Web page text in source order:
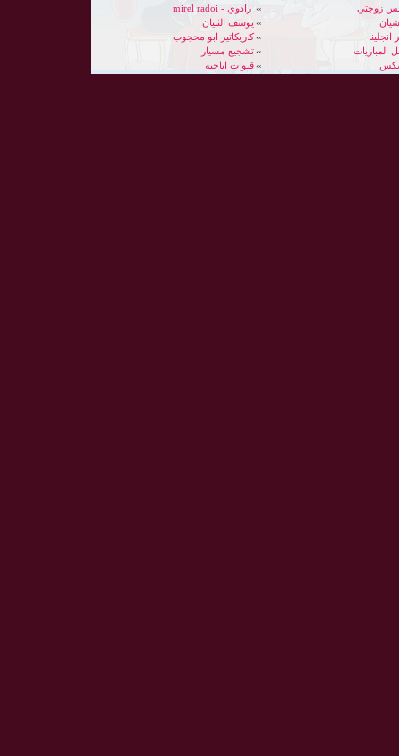
» رادوي - mirel radoi
زوجتي
» يوسف الثنيان
» كاريكاتير ابو محجوب
انجلينا
» تشجيع مسيار
» قنوات اباحيه سكس